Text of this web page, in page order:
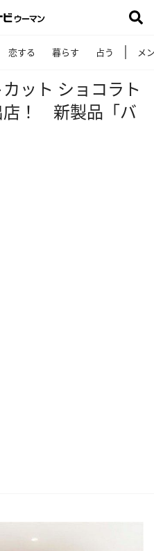
恋する 暮らす 占う メ
ット ショコラト
店！ 新製品「バ